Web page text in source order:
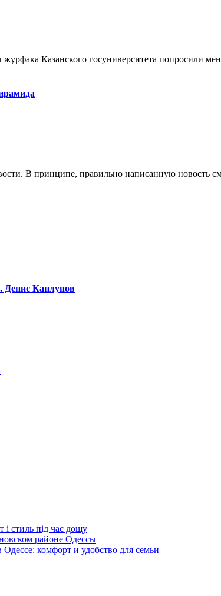
Казанского госуниверситета попросили
В принципе, правильно написанную новость
Денис Каплунов
стиль під час дощу
районе Одессы
комфорт и удобство для семьи